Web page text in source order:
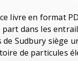
livre en format
part dans les
de Sudbury siège
de particules